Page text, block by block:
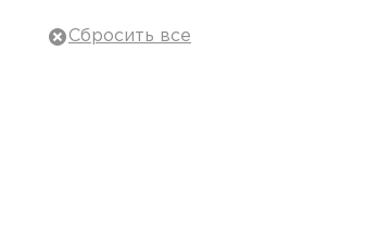
Тактическое снаряжение